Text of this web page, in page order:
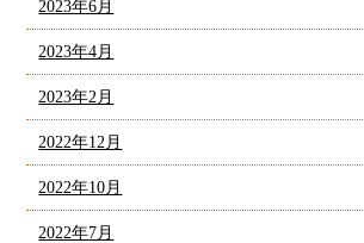
2023年6月
2023年4月
2023年2月
2022年12月
2022年10月
2022年7月